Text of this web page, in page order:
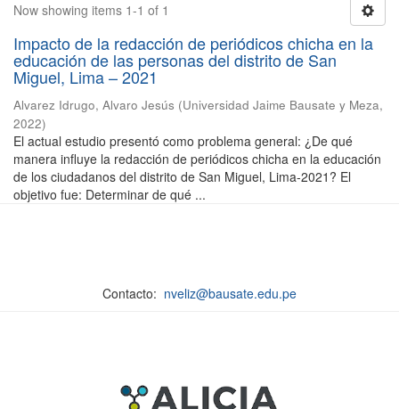
Now showing items 1-1 of 1
Impacto de la redacción de periódicos chicha en la
educación de las personas del distrito de San
Miguel, Lima – 2021
Alvarez Idrugo, Alvaro Jesús (Universidad Jaime Bausate y Meza,
2022)
El actual estudio presentó como problema general: ¿De qué
manera influye la redacción de periódicos chicha en la educación
de los ciudadanos del distrito de San Miguel, Lima-2021? El
objetivo fue: Determinar de qué ...
Contacto: nveliz@bausate.edu.pe